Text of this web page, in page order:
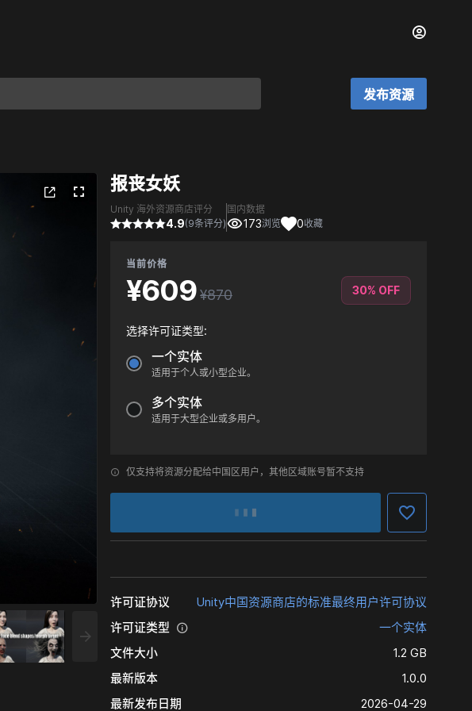
发布资源
报丧女妖
Unity 海外资源商店评分
4.9(9条评分)
国内数据
173浏览 0收藏
当前价格
¥609¥870 30% OFF
选择许可证类型:
一个实体
适用于个人或小型企业。
多个实体
适用于大型企业或多用户。
仅支持将资源分配给中国区用户，其他区域账号暂不支持
许可证协议
Unity中国资源商店的标准最终用户许可协议
许可证类型
一个实体
文件大小
1.2 GB
最新版本
1.0.0
最新发布日期
2026-04-29